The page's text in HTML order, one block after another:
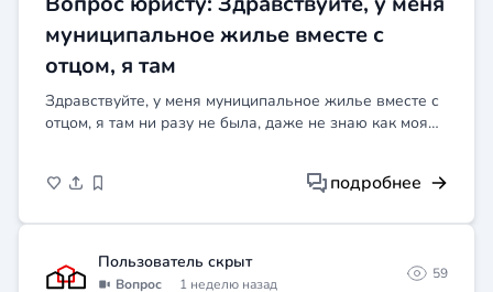
муниципальное жилье вместе с
отцом, я там
Здравствуйте, у меня муниципальное жилье вместе с
отцом, я там ни разу не была, даже не знаю как моя
до...
подробнее
Пользователь скрыт
Вопрос 1 неделю назад
59